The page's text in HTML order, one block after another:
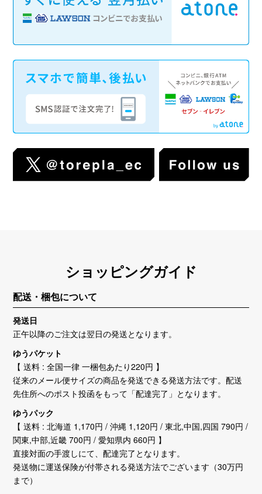
ショッピングガイド
配送・梱包について
発送日
正午以降のご注文は翌日の発送となります。
ゆうパケット
【 送料 : 全国一律 一梱包あたり220円 】
従来のメール便サイズの商品を発送できる発送方法です。配送
先住所へのポスト投函をもって「配達完了」となります。
ゆうパック
【 送料 : 北海道 1,170円 / 沖縄 1,120円 / 東北,中国,四国 790円 /
関東,中部,近畿 700円 / 愛知県内 660円 】
直接対面の手渡しにて、配達完了となります。
発送物に運送保険が付帯される発送方法でございます（30万円
まで）